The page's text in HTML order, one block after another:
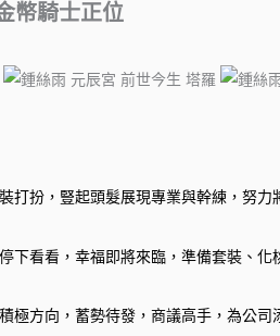
幣騎士正位
打扮，豎起頭髮展現專業與幹練，努力
下看看，幸福即將來臨，準備套裝、化
極方向，蓄勢待發，商議高手，為公司